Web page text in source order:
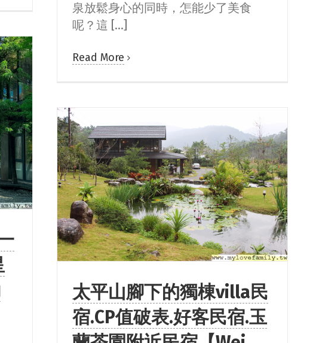
泉放鬆身心的同時，怎能少了美食
呢？這 [...]
Read More
太平山腳下的獨棟villa民
宿.CP值破表.好客民宿.玉